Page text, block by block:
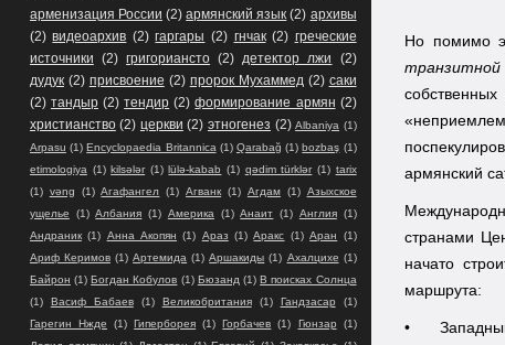
Но помимо
армянский
странами
начато
маршрута:
•
арменизация России (2) армянский язык (2) архивы
(2) видеоархив (2) гаргары (2) гнчак (2) греческие
источники
(2) григориансто (2) детектор лжи
(2)
дудук (2) присвоение (2) пророк Мухаммед (2) саки
(2) тандыр (2) тендир (2) формирование армян (2)
христианство (2) церкви (2) этногенез (2) Albaniya (1)
Arpasu (1) Encyclopaedia Britannica (1) Qarabağ (1) bozbaş (1)
etimologiya (1) kilsələr (1) lülə-kabab (1) qədim türklər (1) tarix
(1) vəng (1) Агафангел (1) Агванк (1) Агдам (1) Азыхское
ущелье
(1) Албания (1) Америка (1) Анаит (1) Англия (1)
Андраник (1) Анна Акопян (1) Араз (1) Аракс (1) Аран
(1)
Ариф Керимов (1) Артемида (1) Аршакиды (1) Ахалцихе (1)
Байрон (1) Богдан Кобулов (1) Бюзанд (1) В поисках Солнца
(1)
Васиф Бабаев (1) Великобритания (1) Гандзасар
(1)
Гарегин Нжде
(1) Гиперборея (1) Горбачев (1) Гюнзар
(1)